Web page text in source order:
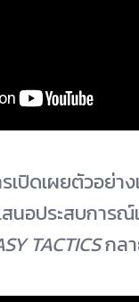
เปิดเผยตัวอย่า
นอประสบการ
TACTICSกลา